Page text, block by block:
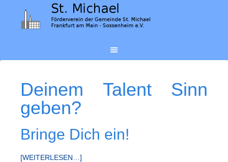
Deinem Talent Sinn
geben?
Bringe Dich ein!
[WEITERLESEN…]